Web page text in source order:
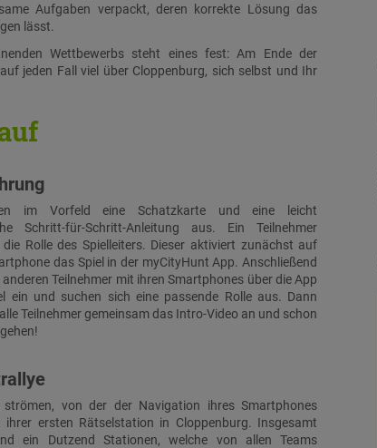
Aufgaben verpackt, deren korrekte Lösung das
lässt.
Wettbewerbs steht eines fest: Am Ende der
jeden Fall viel über Cloppenburg, sich selbst und Ihr
im Vorfeld eine Schatzkarte und eine leicht
Schritt-für-Schritt-Anleitung aus. Ein Teilnehmer
Rolle des Spielleiters. Dieser aktiviert zunächst auf
das Spiel in der myCityHunt App. Anschließend
anderen Teilnehmer mit ihren Smartphones über die App
ein und suchen sich eine passende Rolle aus. Dann
Teilnehmer gemeinsam das Intro-Video an und schon
strömen, von der der Navigation ihres Smartphones
ihrer ersten Rätselstation in Cloppenburg. Insgesamt
ein Dutzend Stationen, welche von allen Teams